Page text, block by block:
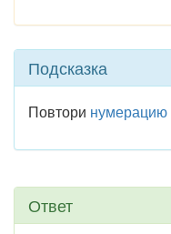
Подсказка
Повтори нумерацию
Ответ